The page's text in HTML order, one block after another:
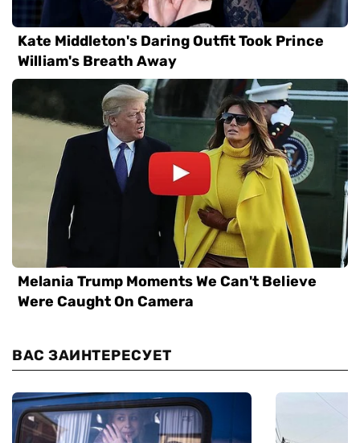
ВАС ЗАИНТЕРЕСУЕТ